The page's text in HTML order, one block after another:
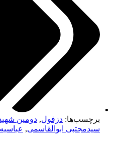
برچسب‌ها: دزفول, دومین
سیدمجتبی ابوالقاسمی, عباسیه